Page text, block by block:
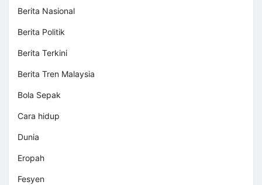
Berita Nasional
Berita Politik
Berita Terkini
Berita Tren Malaysia
Bola Sepak
Cara hidup
Dunia
Eropah
Fesyen